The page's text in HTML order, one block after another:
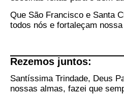
Que São Francisco e Santa
todos nós e fortaleçam
Rezemos juntos:
Santíssima Trindade, Deus
nossas almas, fazei que